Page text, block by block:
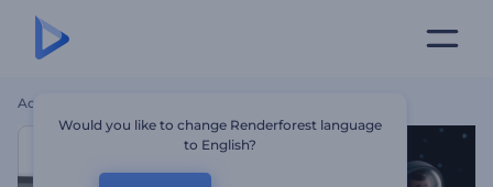
Accueil
Would you like to change Renderforest language
to English?